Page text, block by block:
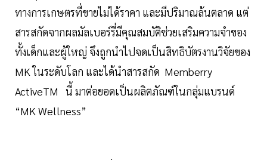
ทางการเกษตรที่ขายไม่ได้ราคา และมีปริมาณล้นตลาด แต่
สารสกัดจากผลมัลเบอร์รี่มีคุณสมบัติช่วยเสริมความจำของ
ทั้งเด็กและผู้ใหญ่ จึงถูกนำไปจดเป็นสิทธิบัตรงานวิจัยของ
MK ในระดับโลก และได้นำสารสกัด Memberry
ActiveTM นี้ มาต่อยอดเป็นผลิตภัณฑ์ในกลุ่มแบรนด์
“MK Wellness”